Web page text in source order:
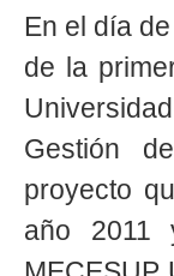
En el día
de la
Gestión
proyecto
año 2011